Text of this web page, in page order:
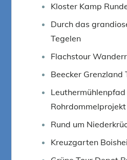
Kloster Kamp
Durch das
Tegelen
Flachstour
Beecker Grenzland
Leuthermühlenpfad
Rohrdommelprojekt
Rund um
Kreuzgarten